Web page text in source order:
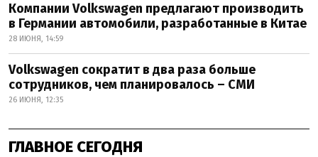
Компании Volkswagen предлагают производить
в Германии автомобили, разработанные в Китае
28 ИЮНЯ, 14:59
Volkswagen сократит в два раза больше
сотрудников, чем планировалось – СМИ
26 ИЮНЯ, 12:35
ГЛАВНОЕ СЕГОДНЯ